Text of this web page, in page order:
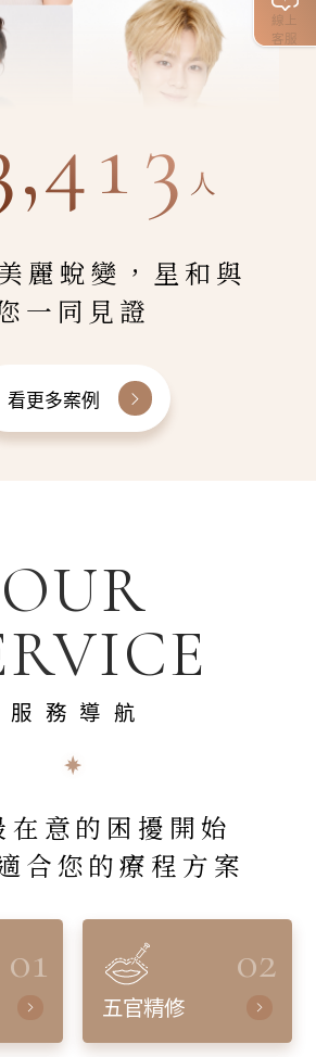
線上
客服
人
麗蛻變，星和與
一同見證
看更多案例
OUR
服務導航
在意的困擾開始
合您的療程方案
01 02
五官精修